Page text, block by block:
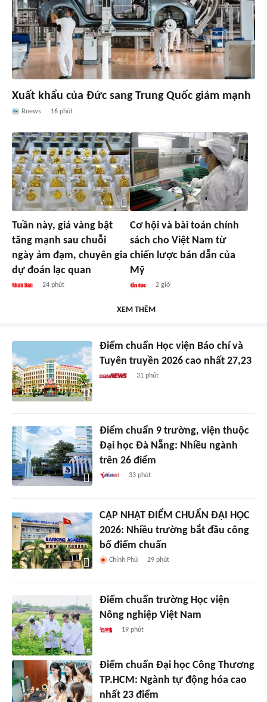
Xuất khẩu của Đức sang Trung Quốc giảm mạnh
Bnews 16 phút
Tuần này, giá vàng bật
tăng mạnh sau chuỗi
ngày ảm đạm, chuyên gia
dự đoán lạc quan
24 phút
Cơ hội và bài toán chính
sách cho Việt Nam từ
chiến lược bán dẫn của
Mỹ
2 giờ
XEM THÊM
Điểm chuẩn Học viện Báo chí và
Tuyên truyền 2026 cao nhất 27,23
31 phút
Điểm chuẩn 9 trường, viện thuộc
Đại học Đà Nẵng: Nhiều ngành
trên 26 điểm
33 phút
CẬP NHẬT ĐIỂM CHUẨN ĐẠI HỌC
2026: Nhiều trường bắt đầu công
bố điểm chuẩn
Chính Phủ 29 phút
Điểm chuẩn trường Học viện
Nông nghiệp Việt Nam
19 phút
Điểm chuẩn Đại học Công Thương
TP.HCM: Ngành tự động hóa cao
nhất 23 điểm